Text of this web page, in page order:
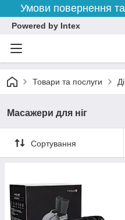
Умови повернення та
Powered by Intex
Товари та послуги
Масажери для ніг
Сортування